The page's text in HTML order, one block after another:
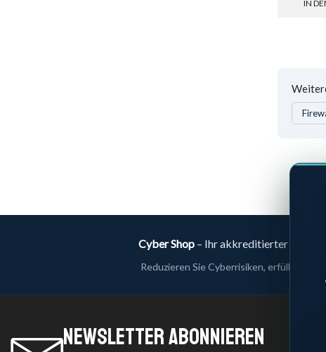
IN
Cyber Shop – Ihr akkreditierter B2B
Reduzieren Sie Cyberrisiken, erfüllen
Newsletter Abonnieren